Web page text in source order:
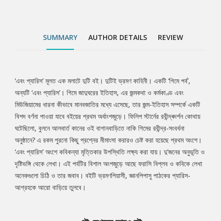
SUMMARY AUTHOR DETAILS REVIEW
Tab
Article
‘এবং প্যারিস’ মূলত এক মলাটে দুটি বই। দুটিই ভ্রমণ কাহিনী। একটি ‘গিমে পর্ব’,
অন্যটি ‘এবং প্যারিস’। গিমে জাদুঘরের ইতিহাস, এর জন্মকথা ও কর্মকাণ্ড এবং
মিউজিয়ামের ধারনা কীভাবে মানবজাতির মধ্যে এসেছে, তার জন্ম-ইতিহাস সম্পর্কে একটি
বিশদ বর্ণনা পাওয়া যাবে বইয়ের প্রথম অর্ধাংশজুড়ে। ফিলিপ স্টার্নের রবীন্দ্ৰদৰ্শন কোথায়
ঘটেছিলো, বুলনে আলবার্ত কানের ওই বাগানবাড়িতে নাকি গিমের রবীন্দ্র-সংবর্ধনা
অনুষ্ঠানে? এ রকম পুরনো কিছু প্রশ্নের মীমাংসা করারও চেষ্ট করা হয়েছে প্রথম অংশে।
‘এবং প্যারিস’ অংশে কবিকন্যা মৃত্তিকার উপস্থিতি লক্ষ্য করা যায়। দু’জনের অনুভূতি ও
দৃষ্টিভঙ্গি থেকে লেখা। এই পর্বটির বিশাল অংশজুড়ে আছে ফরাসি বিপ্লব ও কবিকে লেখা
অনেকগুলো চিঠি ও তার জবাব। বইটি ভ্রমণপিয়াসী, জ্ঞানপিপাসু পাঠকের প্যারিস-
আগ্রহকে আরো বাড়িয়ে তুলবে।